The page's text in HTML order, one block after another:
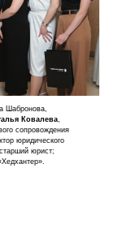
Шабронова,
Ковалева,
сопровождения
юридического
юрист;